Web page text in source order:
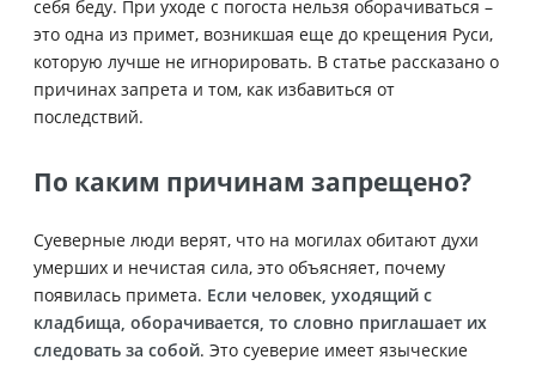
себя беду. При уходе с погоста нельзя оборачиваться –
это одна из примет, возникшая еще до крещения Руси,
которую лучше не игнорировать. В статье рассказано о
причинах запрета и том, как избавиться от
последствий.
По каким причинам запрещено?
Суеверные люди верят, что на могилах обитают духи
умерших и нечистая сила, это объясняет, почему
появилась примета. Если человек, уходящий с
кладбища, оборачивается, то словно приглашает их
следовать за собой. Это суеверие имеет языческие